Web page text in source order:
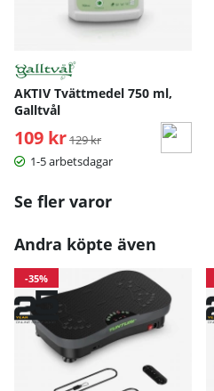
AKTIV Tvättmedel 750 ml,
Galltvål
109 kr Ordinarie pris:
129 kr
1-5 arbetsdagar
Se fler varor
Andra köpte även
-35%